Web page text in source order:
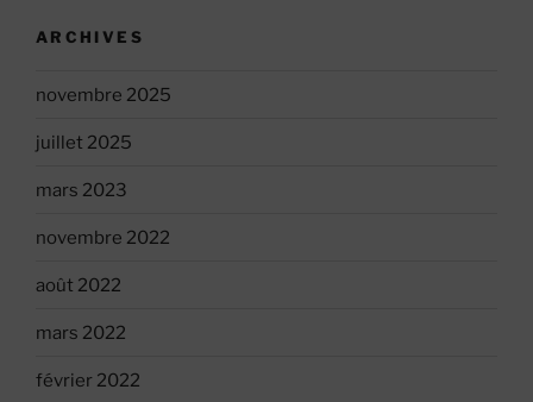
ARCHIVES
novembre 2025
juillet 2025
mars 2023
novembre 2022
août 2022
mars 2022
février 2022